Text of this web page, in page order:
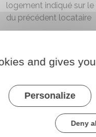
logement indiqué sur le
du précédent locataire
être révisé chaque
interdite, selon la date
du bail et le classement
logement indiqué sur le
and gives
Personalize
Deny